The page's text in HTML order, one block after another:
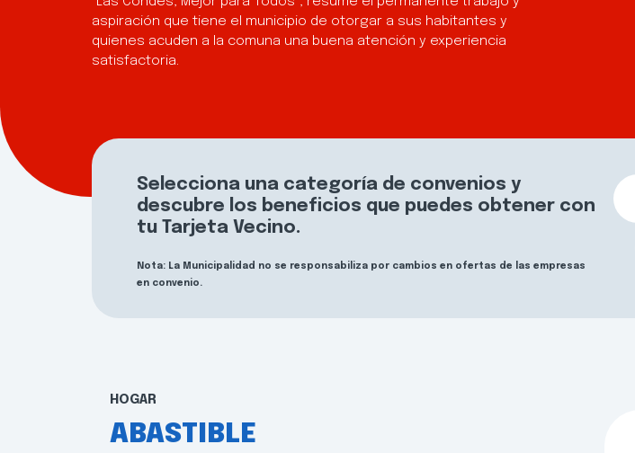
aspiración que tiene el municipio de otorgar a sus habitantes y
quienes acuden a la comuna una buena atención y experiencia
satisfactoria.
Selecciona una categoría de convenios y
descubre los beneficios que puedes obtener con
tu Tarjeta Vecino.
Nota: La Municipalidad no se responsabiliza por cambios en ofertas de las empresas
en convenio.
HOGAR
ABASTIBLE